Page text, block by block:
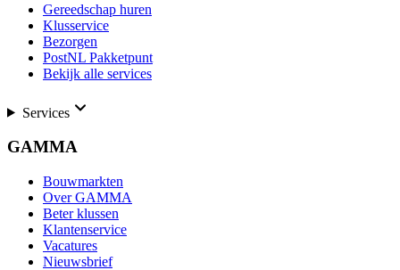
Gereedschap huren
Klusservice
Bezorgen
PostNL Pakketpunt
Bekijk alle services
Services
GAMMA
Bouwmarkten
Over GAMMA
Beter klussen
Klantenservice
Vacatures
Nieuwsbrief